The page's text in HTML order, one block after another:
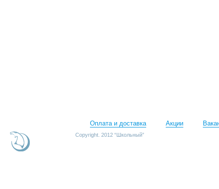
Оплата и доставка Акции
Copyright. 2012 “Школьный”